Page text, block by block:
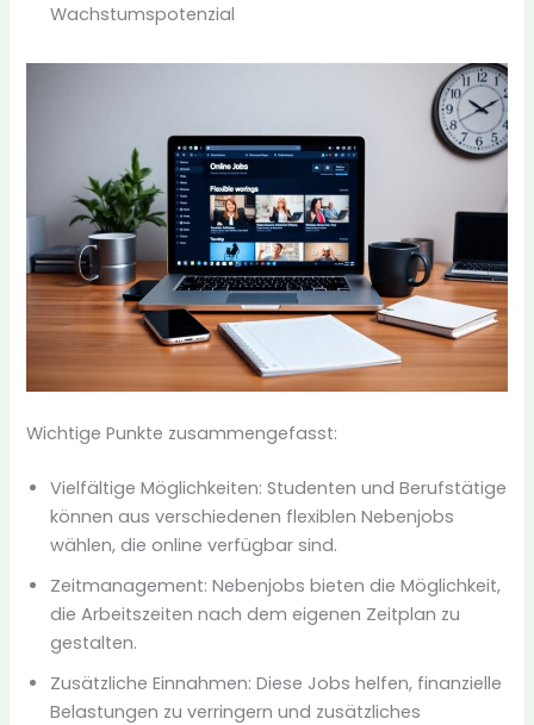
Wachstumspotenzial
Wichtige Punkte zusammengefasst:
Vielfältige Möglichkeiten: Studenten und Berufstätige
können aus verschiedenen flexiblen Nebenjobs
wählen, die online verfügbar sind.
Zeitmanagement: Nebenjobs bieten die Möglichkeit,
die Arbeitszeiten nach dem eigenen Zeitplan zu
gestalten.
Zusätzliche Einnahmen: Diese Jobs helfen, finanzielle
Belastungen zu verringern und zusätzliches